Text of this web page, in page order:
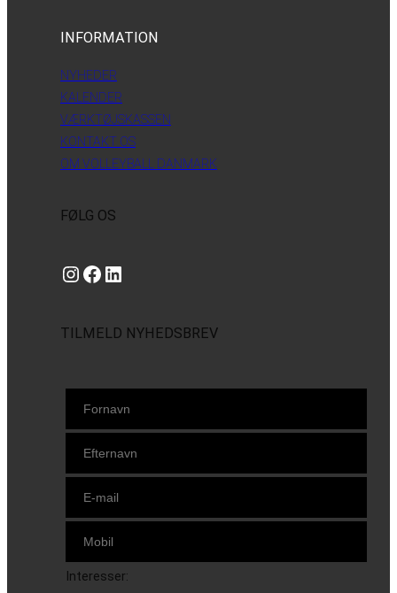
INFORMATION
NYHEDER
KALENDER
VÆRKTØJSKASSEN
KONTAKT OS
OM VOLLEYBALL DANMARK
FØLG OS
Instagram https://www.facebook.com/danishbeachvolleytour LinkedIn
TILMELD NYHEDSBREV
Interesser: